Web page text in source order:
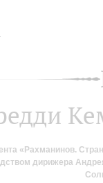
«Рахманинов.
дирижера